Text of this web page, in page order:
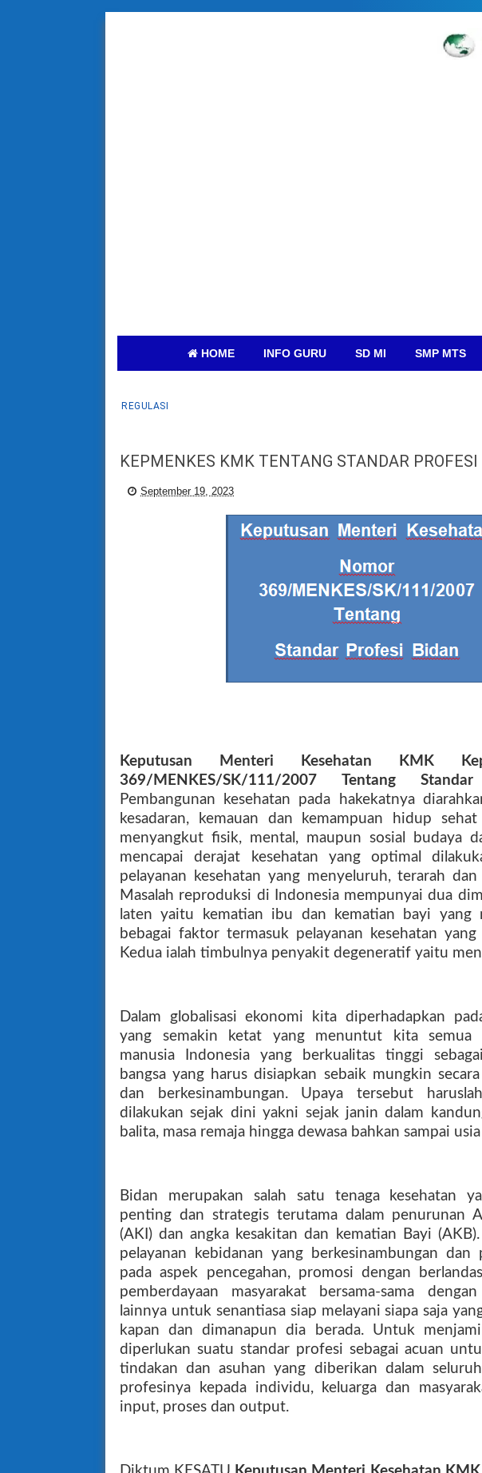
HOME INFO GURU SD MI SMP MTS
REGULASI
KEPMENKES KMK TENTANG STANDAR PROFESI
September 19, 2023
Keputusan Menteri Kesehatan KMK
369/MENKES/SK/111/2007 Tentang
Pembangunan kesehatan pada hakekatnya
kesadaran, kemauan dan kemampuan hidup
menyangkut fisik, mental, maupun sosial budaya
mencapai derajat kesehatan yang optimal
pelayanan kesehatan yang menyeluruh, terarah dan
Masalah reproduksi di Indonesia mempunyai dua
laten yaitu kematian ibu dan kematian bayi yang
bebagai faktor termasuk pelayanan kesehatan
Kedua ialah timbulnya penyakit degeneratif yaitu
Dalam globalisasi ekonomi kita diperhadapkan
yang semakin ketat yang menuntut kita semua
manusia Indonesia yang berkualitas tinggi
bangsa yang harus disiapkan sebaik mungkin
dan berkesinambungan. Upaya tersebut
dilakukan sejak dini yakni sejak janin dalam
balita, masa remaja hingga dewasa bahkan sampai
Bidan merupakan salah satu tenaga kesehatan
penting dan strategis terutama dalam penurunan
(AKI) dan angka kesakitan dan kematian Bayi
pelayanan kebidanan yang berkesinambungan dan
pada aspek pencegahan, promosi dengan
pemberdayaan masyarakat bersama-sama
lainnya untuk senantiasa siap melayani siapa saja
kapan dan dimanapun dia berada. Untuk
diperlukan suatu standar profesi sebagai acuan
tindakan dan asuhan yang diberikan dalam
profesinya kepada individu, keluarga dan
input, proses dan output.